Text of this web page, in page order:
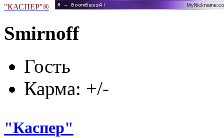
"КАСПЕР"®
Smirnoff
Гость
Карма: +/-
"Каспер"